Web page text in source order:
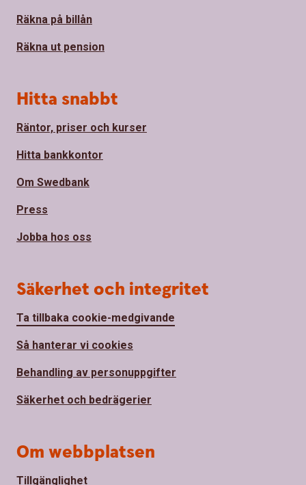
Räkna på billån
Räkna ut pension
Hitta snabbt
Räntor, priser och kurser
Hitta bankkontor
Om Swedbank
Press
Jobba hos oss
Säkerhet och integritet
Ta tillbaka cookie-medgivande
Så hanterar vi cookies
Behandling av personuppgifter
Säkerhet och bedrägerier
Om webbplatsen
Tillgänglighet